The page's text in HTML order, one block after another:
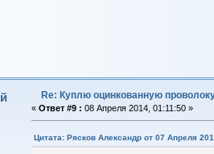
Re: Куплю оцинкованную
« Ответ #9 : 08 Апреля 2014, 01:11:50 »
Цитата: Рясков Александр от 07 Апреля